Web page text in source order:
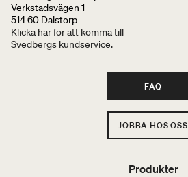
Verkstadsvägen 1
514 60 Dalstorp
Klicka här för att komma till
Svedbergs kundservice.
FAQ
JOBBA HOS OSS
Produkter